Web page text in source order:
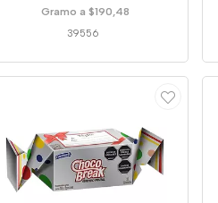
Gramo a $190,48
39556